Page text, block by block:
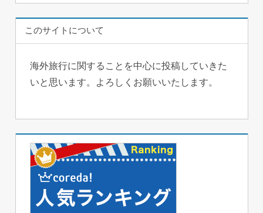
このサイトについて
海外旅行に関することを中心に投稿していきた
いと思います。よろしくお願いいたします。